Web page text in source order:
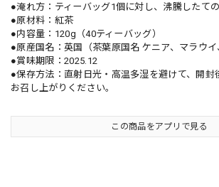
●淹れ方：ティーバッグ1個に対し、沸騰したて
●原材料：紅茶
●内容量：120g（40ティーバッグ）
●原産国名：英国（茶葉原国名 ケニア、マラウイ
●賞味期限：2025.12
●保存方法：直射日光・高温多湿を避けて、開封
お召し上がりください。
この商品をアプリで見る